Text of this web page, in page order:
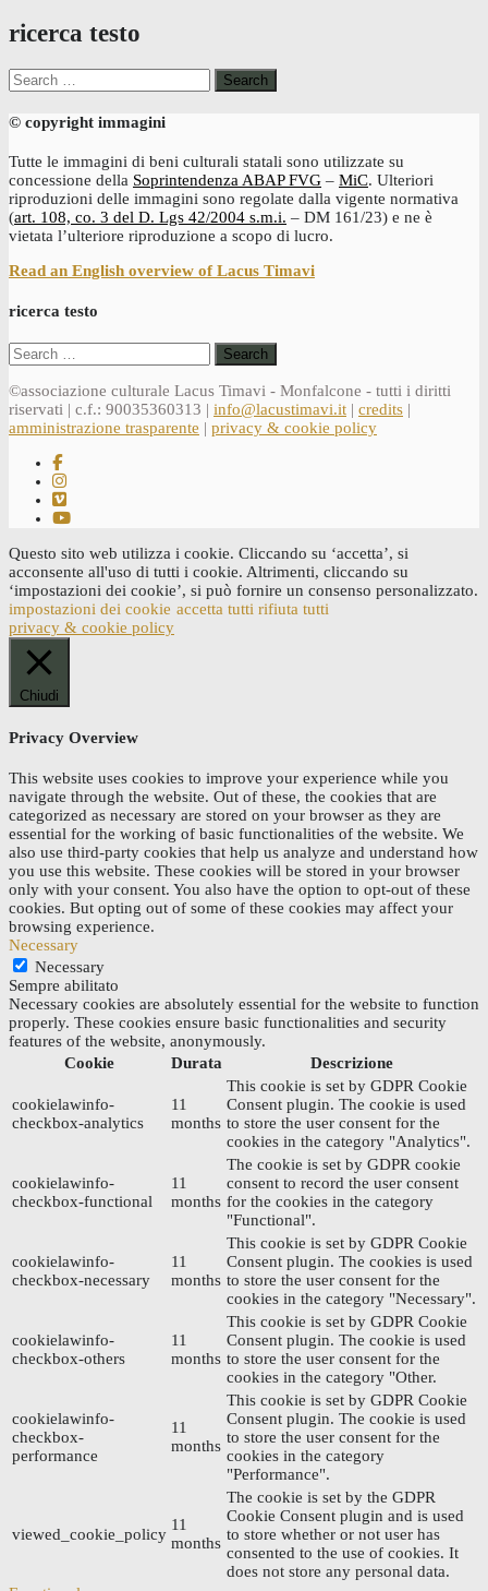
ricerca testo
Search
for:
© copyright immagini
Tutte le immagini di beni culturali statali sono utilizzate su
concessione della Soprintendenza ABAP FVG – MiC. Ulteriori
riproduzioni delle immagini sono regolate dalla vigente normativa
(art. 108, co. 3 del D. Lgs 42/2004 s.m.i. – DM 161/23) e ne è
vietata l’ulteriore riproduzione a scopo di lucro.
Read an English overview of Lacus Timavi
ricerca testo
Search
for:
©associazione culturale Lacus Timavi - Monfalcone - tutti i diritti
riservati | c.f.: 90035360313 | info@lacustimavi.it | credits |
amministrazione trasparente | privacy & cookie policy
Questo sito web utilizza i cookie. Cliccando su ‘accetta’, si
acconsente all'uso di tutti i cookie. Altrimenti, cliccando su
‘impostazioni dei cookie’, si può fornire un consenso personalizzato.
impostazioni dei cookie accetta tutti rifiuta tutti
privacy & cookie policy
Chiudi
Privacy Overview
This website uses cookies to improve your experience while you
navigate through the website. Out of these, the cookies that are
categorized as necessary are stored on your browser as they are
essential for the working of basic functionalities of the website. We
also use third-party cookies that help us analyze and understand how
you use this website. These cookies will be stored in your browser
only with your consent. You also have the option to opt-out of these
cookies. But opting out of some of these cookies may affect your
browsing experience.
Necessary
Necessary
Sempre abilitato
Necessary cookies are absolutely essential for the website to function
properly. These cookies ensure basic functionalities and security
features of the website, anonymously.
Cookie
Durata Descrizione
cookielawinfo-
checkbox-analytics
11
months
This cookie is set by GDPR Cookie
Consent plugin. The cookie is used
to store the user consent for the
cookies in the category "Analytics".
cookielawinfo-
checkbox-functional
11
months
The cookie is set by GDPR cookie
consent to record the user consent
for the cookies in the category
"Functional".
cookielawinfo-
checkbox-necessary
11
months
This cookie is set by GDPR Cookie
Consent plugin. The cookies is used
to store the user consent for the
cookies in the category "Necessary".
cookielawinfo-
checkbox-others
11
months
This cookie is set by GDPR Cookie
Consent plugin. The cookie is used
to store the user consent for the
cookies in the category "Other.
cookielawinfo-
checkbox-
performance
11
months
This cookie is set by GDPR Cookie
Consent plugin. The cookie is used
to store the user consent for the
cookies in the category
"Performance".
viewed_cookie_policy
11
months
The cookie is set by the GDPR
Cookie Consent plugin and is used
to store whether or not user has
consented to the use of cookies. It
does not store any personal data.